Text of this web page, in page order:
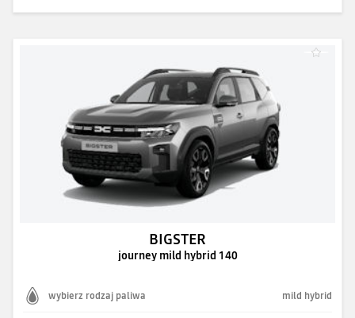
BIGSTER
journey mild hybrid 140
wybierz rodzaj paliwa mild hybrid